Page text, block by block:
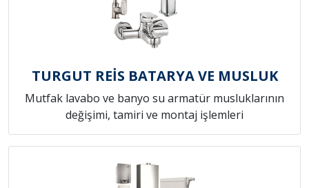
TURGUT REİS BATARYA VE MUSLUK
Mutfak lavabo ve banyo su armatür musluklarının
değişimi, tamiri ve montaj işlemleri